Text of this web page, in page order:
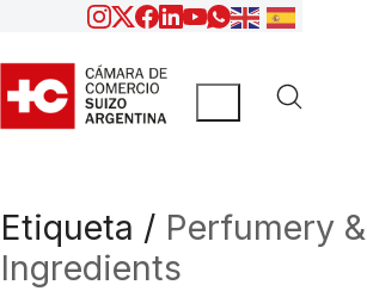
Etiqueta / Perfumery &
Ingredients